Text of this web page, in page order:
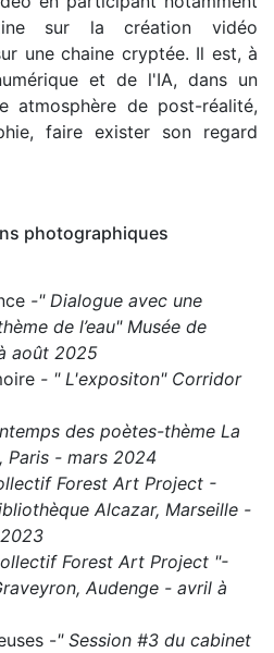
sur la création vidéo
une chaine cryptée. Il est, à
et de l'IA, dans un
atmosphère de post-réalité,
faire exister son regard
photographiques
-" Dialogue avec une
de l’eau" Musée de
août 2025
- " L'expositon" Corridor
des poètes-thème La
Paris - mars 2024
Forest Art Project -
Alcazar, Marseille -
ollectif Forest Art Project "-
Audenge - avril à
-" Session #3 du cabinet